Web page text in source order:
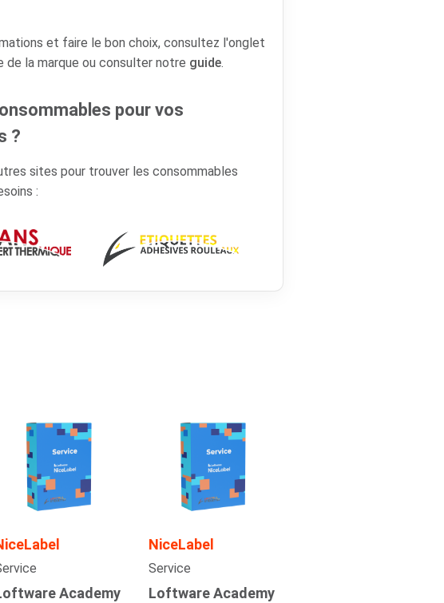
et faire le bon choix, consultez l'onglet
de la marque ou consulter notre guide.
pour vos
?
sites pour trouver les consommables
:
Academy
NiceLabel
Service
Loftware Academy